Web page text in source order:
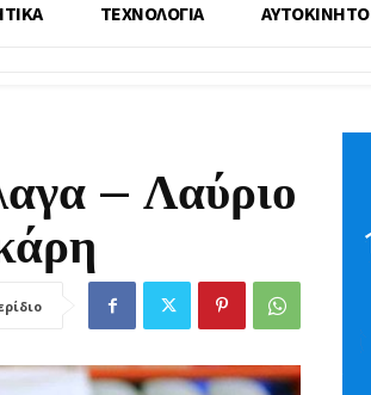
ΤΕΧΝΟΛΟΓΙΑ ΑΥΤΟΚΙΝΗΤΟ
– Λαύριο